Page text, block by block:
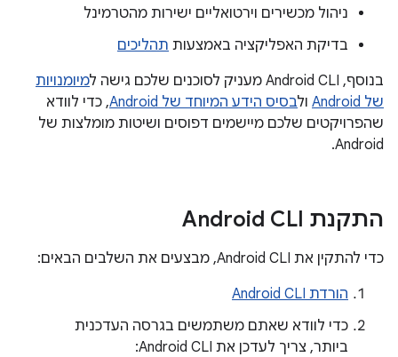
ניהול מכשירים וירטואליים ישירות מהטרמינל
בדיקת האפליקציה באמצעות תהליכים
בנוסף, Android CLI מעניק לסוכנים שלכם גישה ל
מיומנויות
של Android
ולבסיס הידע המיוחד של Android
, כדי לוודא
שהפרויקטים שלכם מיישמים דפוסים ושיטות מומלצות של
Android.
התקנת Android CLI
כדי להתקין את Android CLI, מבצעים את השלבים הבאים:
הורדת Android CLI
כדי לוודא שאתם משתמשים בגרסה העדכנית
ביותר, צריך לעדכן את Android CLI: